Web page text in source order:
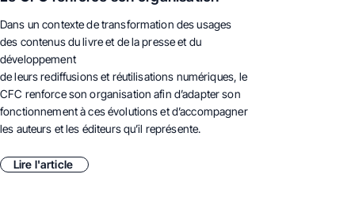
Dans un contexte de transformation des usages
des contenus du livre et de la presse et du
développement
de leurs rediffusions et réutilisations numériques, le
CFC renforce son organisation afin d’adapter son
fonctionnement à ces évolutions et d’accompagner
les auteurs et les éditeurs qu’il représente.
Lire l'article